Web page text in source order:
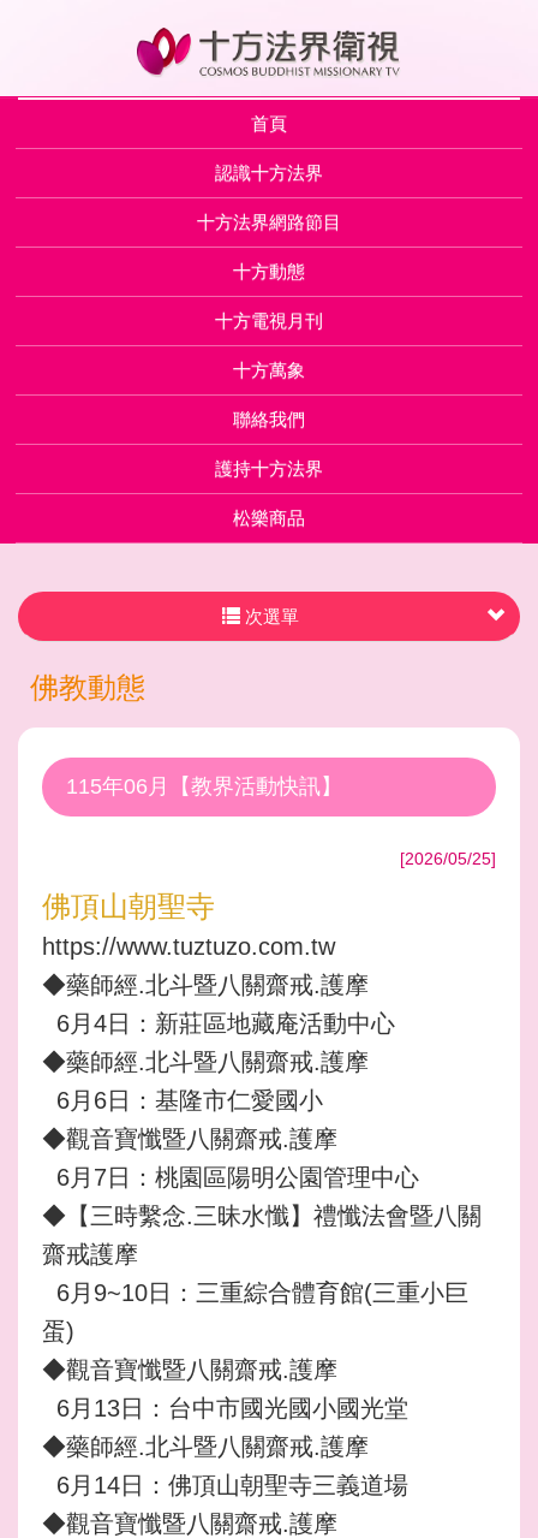
首頁
認識十方法界
十方法界網路節目
十方動態
十方電視月刊
十方萬象
聯絡我們
護持十方法界
松樂商品
次選單
佛教動態
115年06月【教界活動快訊】
[2026/05/25]
佛頂山朝聖寺
https://www.tuztuzo.com.tw
◆藥師經.北斗暨八關齋戒.護摩
6月4日：新莊區地藏庵活動中心
◆藥師經.北斗暨八關齋戒.護摩
6月6日：基隆市仁愛國小
◆觀音寶懺暨八關齋戒.護摩
6月7日：桃園區陽明公園管理中心
◆【三時繫念.三昧水懺】禮懺法會暨八關
齋戒護摩
6月9~10日：三重綜合體育館(三重小巨
蛋)
◆觀音寶懺暨八關齋戒.護摩
6月13日：台中市國光國小國光堂
◆藥師經.北斗暨八關齋戒.護摩
6月14日：佛頂山朝聖寺三義道場
◆觀音寶懺暨八關齋戒.護摩